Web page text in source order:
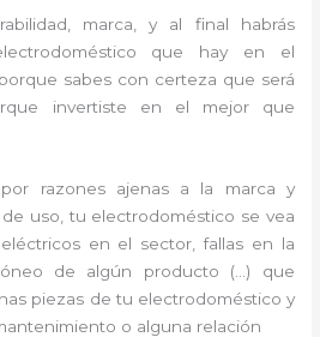
marca, y al final habrás
que hay en el
sabes con certeza que será
invertiste en el mejor que
razones ajenas a la marca y
uso, tu electrodoméstico se vea
en el sector, fallas en la
de algún producto (…) que
piezas de tu electrodoméstico y
o alguna relación